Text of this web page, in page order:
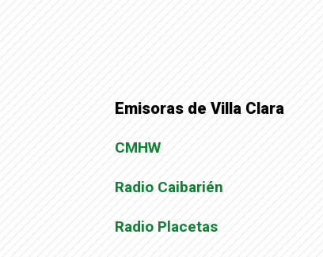
Emisoras de Villa Clara
CMHW
Radio Caibarién
Radio Placetas